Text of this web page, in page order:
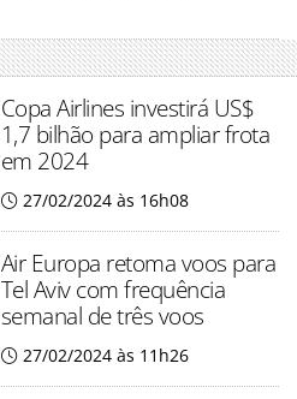
Copa Airlines investirá US$
1,7 bilhão para ampliar frota
em 2024
27/02/2024 às 16h08
Air Europa retoma voos para
Tel Aviv com frequência
semanal de três voos
27/02/2024 às 11h26